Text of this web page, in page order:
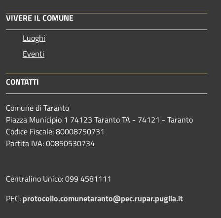
VIVERE IL COMUNE
Luoghi
Eventi
CONTATTI
Comune di Taranto
Piazza Municipio 1 74123 Taranto TA - 74121 - Taranto
Codice Fiscale: 80008750731
Partita IVA: 00850530734
Centralino Unico: 099 4581111
PEC: protocollo.comunetaranto@pec.rupar.puglia.it